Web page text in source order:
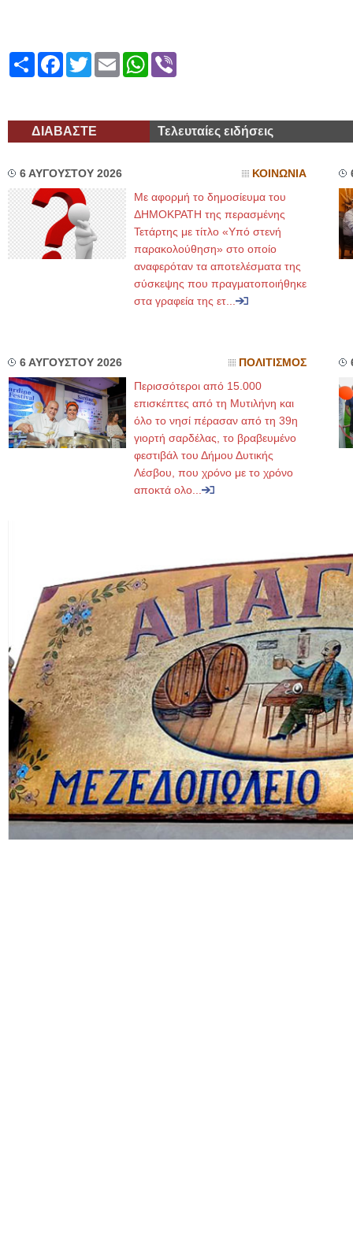
ShareFacebook
TwitterEmailWhatsApp
ΔΙΑΒΑΣΤΕ Τελευταίες ειδήσεις
6 ΑΥΓΟΥΣΤΟΥ 2026 ΚΟΙΝΩΝΙΑ
Με αφορμή το δημοσίευμα του
ΔΗΜΟΚΡΑΤΗ της περασμένης
Τετάρτης με τίτλο «Υπό στενή
παρακολούθηση» στο οποίο
αναφερόταν τα αποτελέσματα της
σύσκεψης που πραγματοποιήθηκε
στα γραφεία της ετ...
6 ΑΥΓΟΥΣΤΟΥ 2026 ΠΟΛΙΤΙΣΜΟΣ
Περισσότεροι από 15.000
επισκέπτες από τη Μυτιλήνη και
όλο το νησί πέρασαν από τη 39η
γιορτή σαρδέλας, το βραβευμένο
φεστιβάλ του Δήμου Δυτικής
Λέσβου, που χρόνο με το χρόνο
αποκτά ολο...